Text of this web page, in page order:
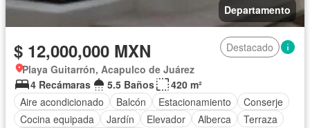
Departamento
$ 12,000,000 MXN
Destacado
Playa Guitarrón, Acapulco de Juárez
4 Recámaras
5.5 Baños
420 m²
Aire acondicionado
Balcón Estacionamiento
Conserje
Cocina equipada
Jardín Elevador Alberca
Terraza